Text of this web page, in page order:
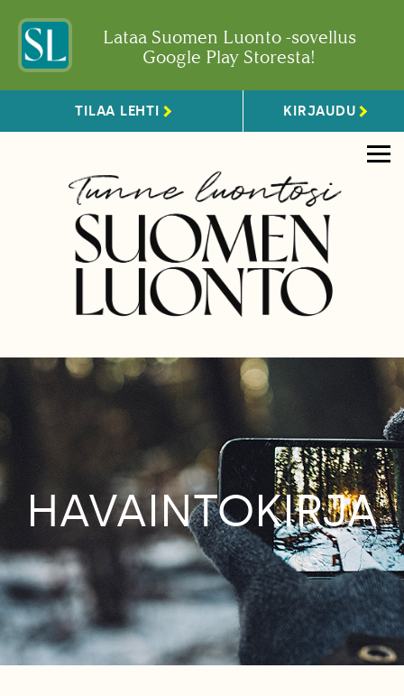
Lataa Suomen Luonto -sovellus
Google Play Storesta!
TILAA LEHTI KIRJAUDU
HAVAINTOKIRJA